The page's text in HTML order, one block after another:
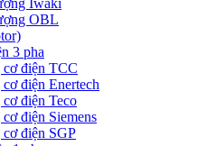
Iwaki
OBL
3 pha
điện TCC
điện Enertech
điện Teco
điện Siemens
điện SGP